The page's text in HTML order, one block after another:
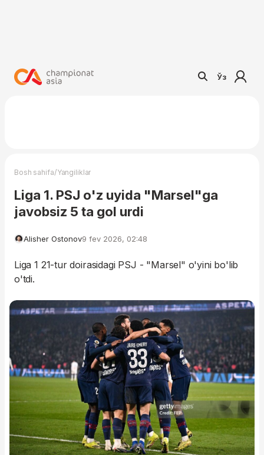
Ўз
Bosh sahifa/Yangiliklar
Liga 1. PSJ o'z uyida "Marsel"ga
javobsiz 5 ta gol urdi
Alisher Ostonov9 fev 2026, 02:48
Liga 1 21-tur doirasidagi PSJ - "Marsel" o'yini bo'lib
o'tdi.